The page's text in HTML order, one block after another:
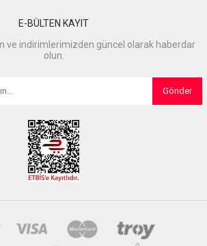
E-BÜLTEN KAYIT
ve indirimlerimizden güncel olarak haberdar
olun.
Gönder